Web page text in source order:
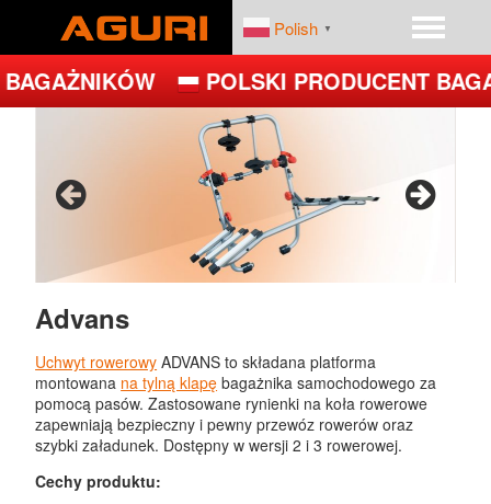
START
PLATFORMY ROWEROWE
BAGAŻNIKI BAZOWE
UCHWYTY ROWEROWE NA HAK
JET
DEALERZY
Polish ▼
POLSKI PRODUCENT
Advans
Uchwyt rowerowy ADVANS to składana platforma
montowana na tylną klapę bagażnika samochodowego za
pomocą pasów. Zastosowane rynienki na koła rowerowe
zapewniają bezpieczny i pewny przewóz rowerów oraz
szybki załadunek. Dostępny w wersji 2 i 3 rowerowej.
Cechy produktu: